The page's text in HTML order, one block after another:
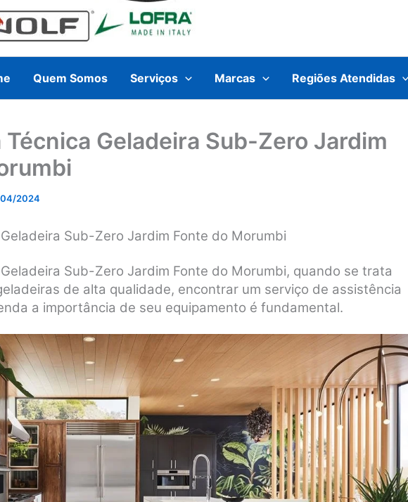
Quem Somos Serviços Marcas Regiões Atendidas
Geladeira Sub-Zero Jardim
2024
Sub-Zero Jardim Fonte do Morumbi
Sub-Zero Jardim Fonte do Morumbi, quando se trata
de alta qualidade, encontrar um serviço de assistência
a importância de seu equipamento é fundamental.